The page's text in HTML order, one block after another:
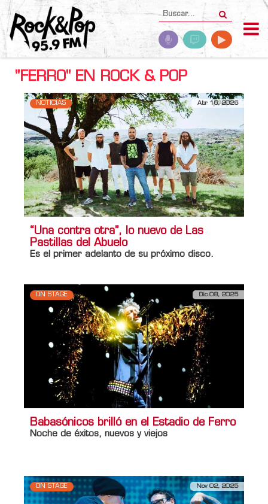
"FERRO" EN ROCK & POP
NOTICIAS Abr 16, 2026
“Una contra otra”, lo nuevo de Las
Pastillas del Abuelo
Es el primer adelanto de su próximo disco.
ON STAGE Dic 08, 2025
Babasónicos brilló en el Estadio de Ferro
Noche de éxitos, nuevos y viejos
ON STAGE Nov 02, 2025